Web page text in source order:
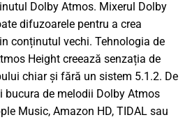
Dolby Atmos. Mixerul Dolby
difuzoarele pentru a crea
conținutul vechi. Tehnologia de
Height creează senzația de
chiar și fără un sistem 5.1.2. De
bucura de melodii Dolby Atmos
Music, Amazon HD, TIDAL sau